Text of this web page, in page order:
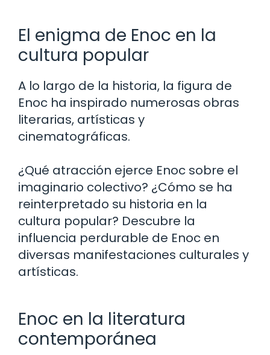
El enigma de Enoc en la
cultura popular
A lo largo de la historia, la figura de
Enoc ha inspirado numerosas obras
literarias, artísticas y
cinematográficas.
¿Qué atracción ejerce Enoc sobre el
imaginario colectivo? ¿Cómo se ha
reinterpretado su historia en la
cultura popular? Descubre la
influencia perdurable de Enoc en
diversas manifestaciones culturales y
artísticas.
Enoc en la literatura
contemporánea